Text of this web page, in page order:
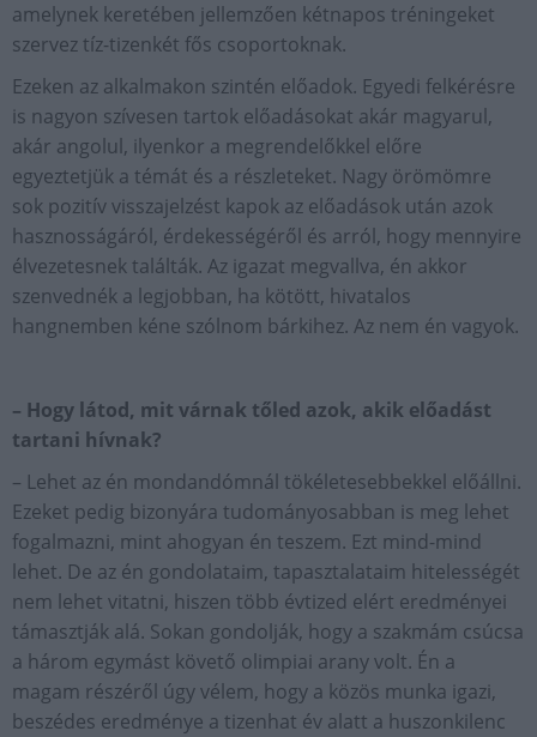
amelynek keretében jellemzően kétnapos tréningeket
szervez tíz-tizenkét fős csoportoknak.
Ezeken az alkalmakon szintén előadok. Egyedi felkérésre
is nagyon szívesen tartok előadásokat akár magyarul,
akár angolul, ilyenkor a megrendelőkkel előre
egyeztetjük a témát és a részleteket. Nagy örömömre
sok pozitív visszajelzést kapok az előadások után azok
hasznosságáról, érdekességéről és arról, hogy mennyire
élvezetesnek találták. Az igazat megvallva, én akkor
szenvednék a legjobban, ha kötött, hivatalos
hangnemben kéne szólnom bárkihez. Az nem én vagyok.
– Hogy látod, mit várnak tőled azok, akik előadást
tartani hívnak?
– Lehet az én mondandómnál tökéletesebbekkel előállni.
Ezeket pedig bizonyára tudományosabban is meg lehet
fogalmazni, mint ahogyan én teszem. Ezt mind-mind
lehet. De az én gondolataim, tapasztalataim hitelességét
nem lehet vitatni, hiszen több évtized elért eredményei
támasztják alá. Sokan gondolják, hogy a szakmám csúcsa
a három egymást követő olimpiai arany volt. Én a
magam részéről úgy vélem, hogy a közös munka igazi,
beszédes eredménye a tizenhat év alatt a huszonkilenc